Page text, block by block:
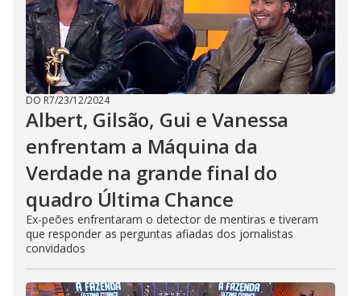
DO R7/23/12/2024
Albert, Gilsão, Gui e Vanessa
enfrentam a Máquina da
Verdade na grande final do
quadro Última Chance
Ex-peões enfrentaram o detector de mentiras e tiveram
que responder as perguntas afiadas dos jornalistas
convidados